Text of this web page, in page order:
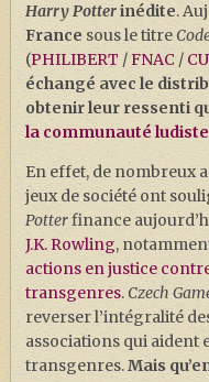
CULTURE
PODCASTS
LES GRANDS ARTICLES
JEUX
Harry Potterinédite.
France sous le titre
(PHILIBERT /FNAC /
échangé avec le
obtenir leur ressenti
la communauté ludiste
En effet, de nombreux
jeux de société ont
Potterfinance
J.K. Rowling,
actions en justice
transgenres.Czech
reverser l’intégralité
associations qui aident
transgenres.Mais